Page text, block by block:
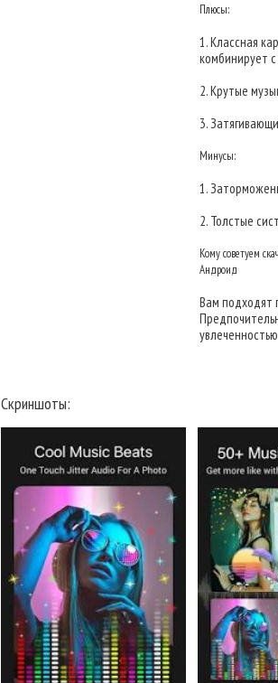
Плюсы:
1. Классная
комбинирует
2. Крутые
3.
Минусы:
1.
2. Толстые
Кому советуем
Андроид
Вам подходят
Скриншоты: